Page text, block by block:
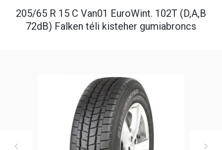
205/65 R 15 C Van01 EuroWint. 102T (D,A,B
72dB) Falken téli kisteher gumiabroncs